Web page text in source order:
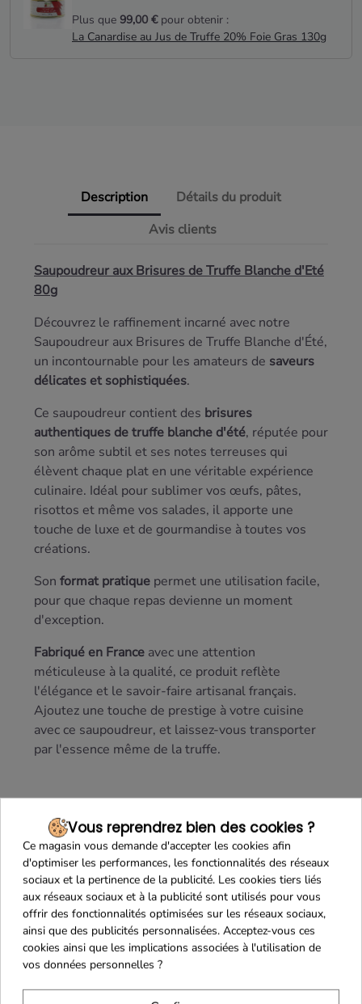
Plus que 99,00 €pour obtenir :
La Canardise au Jus de Truffe 20% Foie Gras 130g
Description
Détails du produit
Avis clients
Saupoudreur aux Brisures de Truffe Blanche d'Eté
80g
Découvrez le raffinement incarné avec notre
Saupoudreur aux Brisures de Truffe Blanche d'Été,
un incontournable pour les amateurs de saveurs
délicates et sophistiquées.
Ce saupoudreur contient des brisures
authentiques de truffe blanche d'été, réputée pour
son arôme subtil et ses notes terreuses qui
élèvent chaque plat en une véritable expérience
culinaire. Idéal pour sublimer vos œufs, pâtes,
risottos et même vos salades, il apporte une
touche de luxe et de gourmandise à toutes vos
créations.
Son format pratique permet une utilisation facile,
pour que chaque repas devienne un moment
d'exception.
Fabriqué en France avec une attention
méticuleuse à la qualité, ce produit reflète
l'élégance et le savoir-faire artisanal français.
Ajoutez une touche de prestige à votre cuisine
avec ce saupoudreur, et laissez-vous transporter
par l'essence même de la truffe.
Maison Familiale Paiement Sécurisé
Vous reprendrez bien des cookies ?
Ce magasin vous demande d'accepter les cookies afin
d'optimiser les performances, les fonctionnalités des réseaux
sociaux et la pertinence de la publicité. Les cookies tiers liés
aux réseaux sociaux et à la publicité sont utilisés pour vous
offrir des fonctionnalités optimisées sur les réseaux sociaux,
ainsi que des publicités personnalisées. Acceptez-vous ces
cookies ainsi que les implications associées à l'utilisation de
vos données personnelles ?